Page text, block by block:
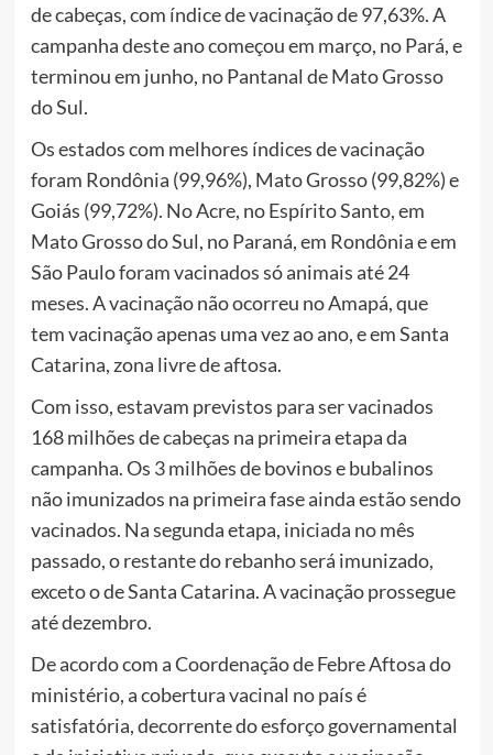
de cabeças, com índice de vacinação de 97,63%. A
campanha deste ano começou em março, no Pará, e
terminou em junho, no Pantanal de Mato Grosso
do Sul.
Os estados com melhores índices de vacinação
foram Rondônia (99,96%), Mato Grosso (99,82%) e
Goiás (99,72%). No Acre, no Espírito Santo, em
Mato Grosso do Sul, no Paraná, em Rondônia e em
São Paulo foram vacinados só animais até 24
meses. A vacinação não ocorreu no Amapá, que
tem vacinação apenas uma vez ao ano, e em Santa
Catarina, zona livre de aftosa.
Com isso, estavam previstos para ser vacinados
168 milhões de cabeças na primeira etapa da
campanha. Os 3 milhões de bovinos e bubalinos
não imunizados na primeira fase ainda estão sendo
vacinados. Na segunda etapa, iniciada no mês
passado, o restante do rebanho será imunizado,
exceto o de Santa Catarina. A vacinação prossegue
até dezembro.
De acordo com a Coordenação de Febre Aftosa do
ministério, a cobertura vacinal no país é
satisfatória, decorrente do esforço governamental